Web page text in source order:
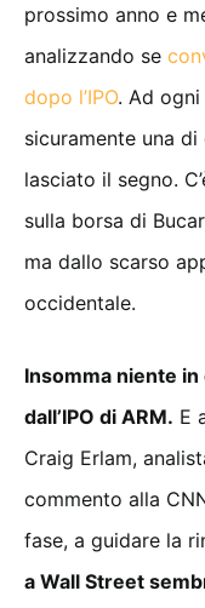
prossimo anno e
analizzando se
dopo l’IPO. Ad ogni
sicuramente una
lasciato il segno.
sulla borsa di
ma dallo scarso
occidentale.
Insomma niente
dall’IPO di ARM. E
Craig Erlam,
commento alla
fase, a guidare la
a Wall Street